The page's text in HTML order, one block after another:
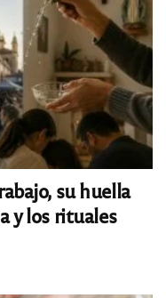
su huella
y los rituales